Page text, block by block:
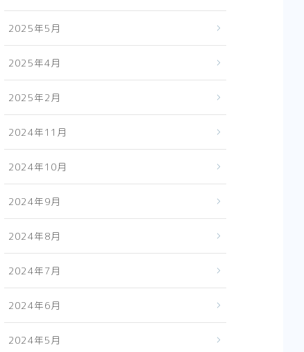
2025年5月
2025年4月
2025年2月
2024年11月
2024年10月
2024年9月
2024年8月
2024年7月
2024年6月
2024年5月